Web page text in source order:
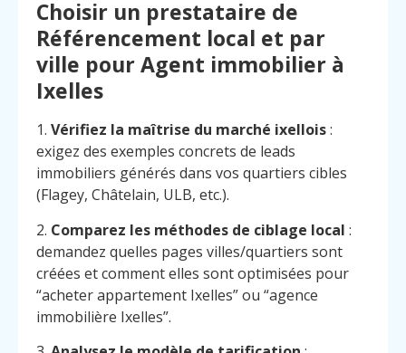
Choisir un prestataire de
Référencement local et par
ville pour Agent immobilier à
Ixelles
1. Vérifiez la maîtrise du marché ixellois:
exigez des exemples concrets de leads
immobiliers générés dans vos quartiers cibles
(Flagey, Châtelain, ULB, etc.).
2. Comparez les méthodes de ciblage local :
demandez quelles pages villes/quartiers sont
créées et comment elles sont optimisées pour
“acheter appartement Ixelles” ou “agence
immobilière Ixelles”.